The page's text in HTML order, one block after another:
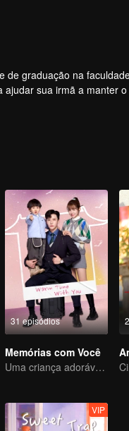
graduação na
sua irmã a manter
por quem ela teve uma
31 episódios
Memórias com Você
Uma criança adorável ajuda pais falsos a transformarem em realidade
VIP